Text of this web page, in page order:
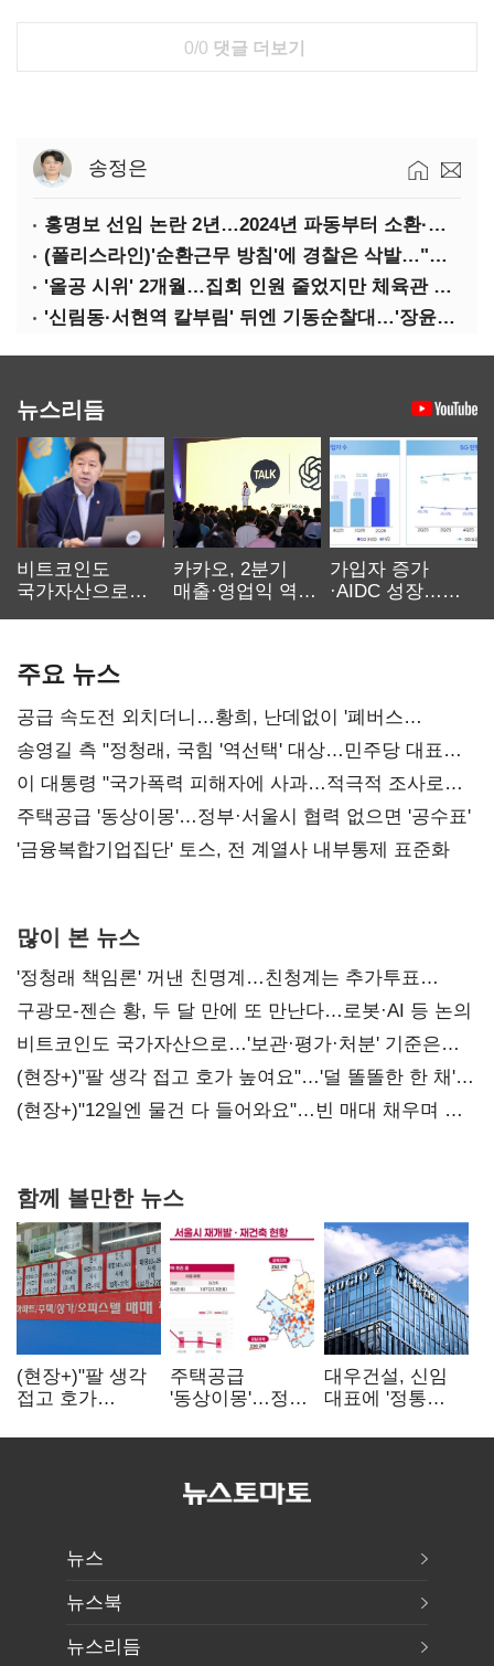
0/0 댓글 더보기
송정은
홍명보 선임 논란 2년…2024년 파동부터 소환·압색까지
(폴리스라인)'순환근무 방침'에 경찰은 삭발…"베테랑·수사력 보강 먼저"
'올공 시위' 2개월…집회 인원 줄었지만 체육관 봉쇄 계속
'신림동·서현역 칼부림' 뒤엔 기동순찰대…'장윤기 은폐·조작' 후엔 내부비리수사대
뉴스리듬
비트코인도
국가자산으로…'
카카오, 2분기
매출·영업익 역대
가입자 증가
·AIDC 성장…
주요 뉴스
공급 속도전 외치더니…황희, 난데없이 '폐버스
리모델링' 제안
송영길 측 "정청래, 국힘 '역선택' 대상…민주당 대표로
총선 지휘 못해"
이 대통령 "국가폭력 피해자에 사과…적극적 조사로
진실 밝혀야"
주택공급 '동상이몽'…정부·서울시 협력 없으면 '공수표'
'금융복합기업집단' 토스, 전 계열사 내부통제 표준화
많이 본 뉴스
'정청래 책임론' 꺼낸 친명계…친청계는 추가투표
때리기
구광모-젠슨 황, 두 달 만에 또 만난다…로봇·AI 등 논의
비트코인도 국가자산으로…'보관·평가·처분' 기준은
숙제
(현장+)"팔 생각 접고 호가 높여요"…'덜 똘똘한 한 채'
20억 키맞추기
(현장+)"12일엔 물건 다 들어와요"…빈 매대 채우며 문
함께 볼만한 뉴스
(현장+)"팔 생각
접고 호가
똘똘한 한 채'
주택공급
'동상이몽'…정부
없으면 '공수표'
대우건설, 신임
대표에 '정통
부사장 내정
뉴스
뉴스북
뉴스리듬